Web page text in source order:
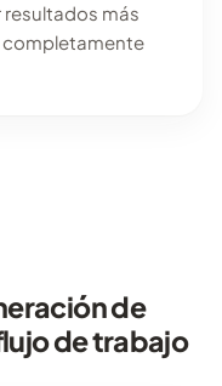
resultados más
completamente
de
de trabajo